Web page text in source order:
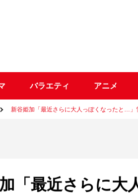
バラエティ アニメ
新谷姫加「最近さらに大人っぽくなったと…」
「最近さらに